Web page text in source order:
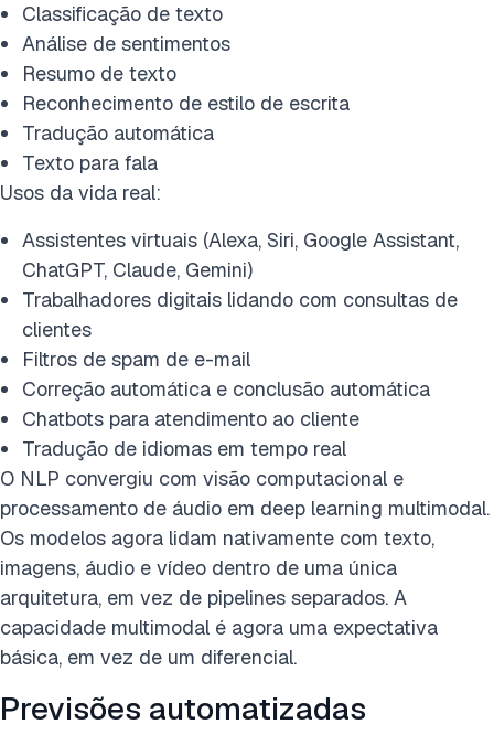
Classificação de texto
Análise de sentimentos
Resumo de texto
Reconhecimento de estilo de escrita
Tradução automática
Texto para fala
Usos da vida real:
Assistentes virtuais (Alexa, Siri, Google Assistant,
ChatGPT, Claude, Gemini)
Trabalhadores digitais lidando com consultas de
clientes
Filtros de spam de e-mail
Correção automática e conclusão automática
Chatbots para atendimento ao cliente
Tradução de idiomas em tempo real
O NLP convergiu com visão computacional e
processamento de áudio em deep learning multimodal.
Os modelos agora lidam nativamente com texto,
imagens, áudio e vídeo dentro de uma única
arquitetura, em vez de pipelines separados. A
capacidade multimodal é agora uma expectativa
básica, em vez de um diferencial.
Previsões automatizadas